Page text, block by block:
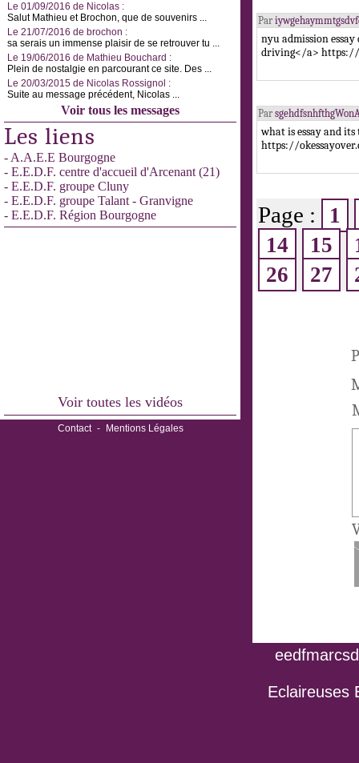
Le 01/09/2016 de Nicolas :
Salut Mathieu et Brochon, que de souvenirs ...
Le 21/07/2016 de brochon :
sa serais un immense plaisir de se retrouver tu ...
Le 19/06/2016 de Mathieu Bouchard :
Plein de nostalgie en parcourant ce site. Des ...
Le 20/03/2015 de Nicolas Rossignol :
Suite au message précédent, Nicolas ...
Voir tous les messages
Les liens
- A.A.E.E Bourgogne
- E.E.D.F. centre d'accueil d'Arcenant (21)
- E.E.D.F. groupe Cluny
- E.E.D.F. groupe Talant - Granvigne
- E.E.D.F. Région Bourgogne
Voir toutes les vidéos
Contact - Mentions Légales
Par
nyu admission
driving</a> https://
Par
what is essay and
https://
Page :
1
14
15
26
27
Eclaireuses